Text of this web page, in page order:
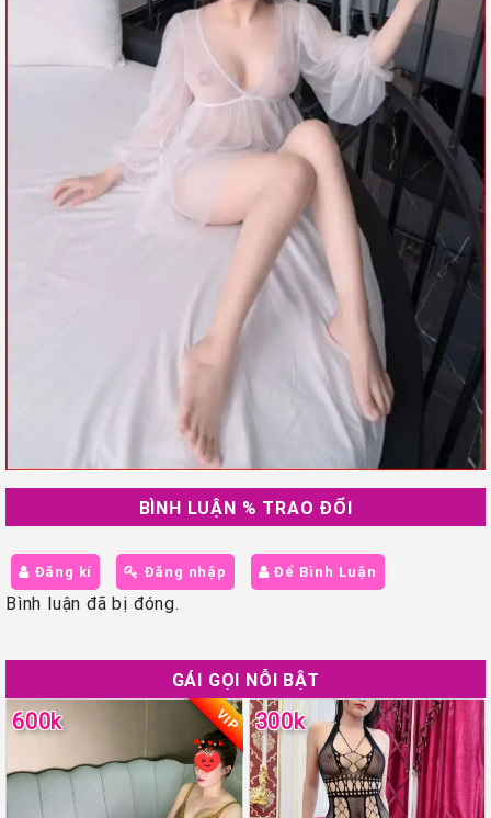
BÌNH LUẬN % TRAO ĐỔI
Đăng kí Đăng nhập Để Bình Luận
Bình luận đã bị đóng.
GÁI GỌI NỖI BẬT
600k VIP 300k